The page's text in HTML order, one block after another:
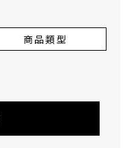
商品類型